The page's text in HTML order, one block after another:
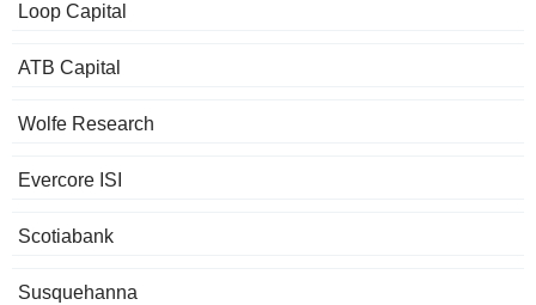
Loop Capital
ATB Capital
Wolfe Research
Evercore ISI
Scotiabank
Susquehanna